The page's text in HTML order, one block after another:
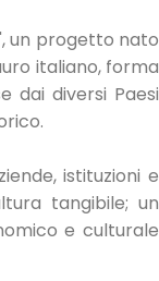
un progetto nato
italiano, forma
dai diversi Paesi
istituzioni e
tangibile; un
e culturale